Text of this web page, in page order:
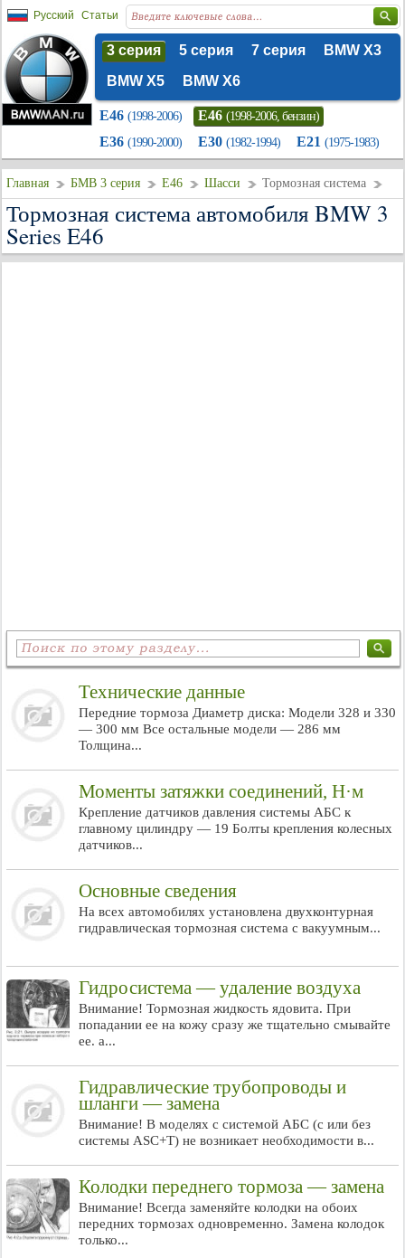
Русский Статьи
3 серия 5 серия 7 серия
BMW X3
BMW X5
BMW X6
E46 (1998-2006) E46 (1998-2006, бензин)
E36 (1990-2000) E30 (1982-1994) E21 (1975-1983)
Главная БМВ 3 серия E46 Шасси Тормозная система
Тормозная система автомобиля BMW 3
Series E46
Технические данные
Передние тормоза Диаметр диска: Модели 328 и 330
— 300 мм Все остальные модели — 286 мм
Толщина...
Моменты затяжки соединений, Н·м
Крепление датчиков давления системы АБС к
главному цилиндру — 19 Болты крепления колесных
датчиков...
Основные сведения
На всех автомобилях установлена двухконтурная
гидравлическая тормозная система с вакуумным...
Гидросистема — удаление воздуха
Внимание! Тормозная жидкость ядовита. При
попадании ее на кожу сразу же тщательно смывайте
ее. а...
Гидравлические трубопроводы и
шланги — замена
Внимание! В моделях с системой АБС (с или без
системы ASC+Т) не возникает необходимости в...
Колодки переднего тормоза — замена
Внимание! Всегда заменяйте колодки на обоих
передних тормозах одновременно. Замена колодок
только...